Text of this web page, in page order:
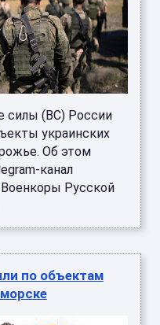
силы (ВС) России
украинских
Об этом
канал
Русской
по объектам